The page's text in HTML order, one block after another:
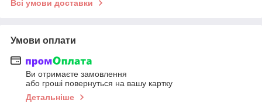
Всі умови доставки
Умови оплати
Ви отримаєте замовлення
або гроші повернуться на вашу картку
Детальніше